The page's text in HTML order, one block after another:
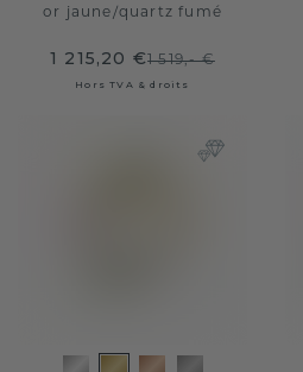
or jaune/quartz fumé
1 215,20 €1 519,- €
Hors TVA & droits